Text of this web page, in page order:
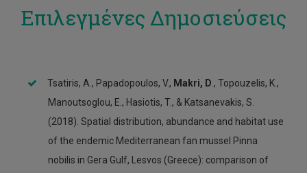
Επιλεγμένες Δημοσιεύσεις
Tsatiris, A., Papadopoulos, V., Makri, D ., Topouzelis, K.,
Manoutsoglou, E., Hasiotis, T., & Katsanevakis, S.
(2018). Spatial distribution, abundance and habitat use
of the endemic Mediterranean fan mussel Pinna
nobilis in Gera Gulf, Lesvos (Greece): comparison of